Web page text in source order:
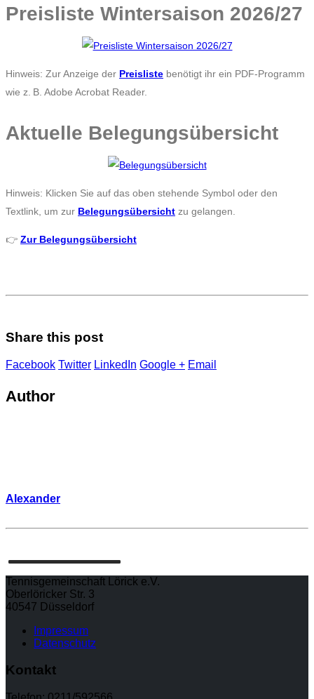
Preisliste Wintersaison 2026/27
Hinweis: Zur Anzeige der Preisliste benötigt ihr ein PDF-Programm
wie z. B. Adobe Acrobat Reader.
Aktuelle Belegungsübersicht
Hinweis: Klicken Sie auf das oben stehende Symbol oder den
Textlink, um zur Belegungsübersicht zu gelangen.
👉 Zur Belegungsübersicht
Share this post
Facebook Twitter LinkedIn Google + Email
Author
Alexander
Tennisgemeinschaft Lörick e.V.
Oberlöricker Str. 3
40547 Düsseldorf
Impressum
Datenschutz
Kontakt